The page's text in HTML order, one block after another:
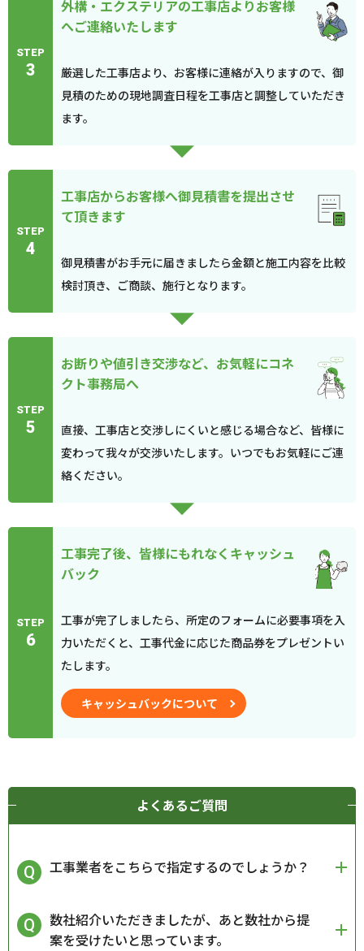
STEP
3
外構・エクステリアの工事店よりお客様
へご連絡いたします
厳選した工事店より、お客様に連絡が入りますので、御
見積のための現地調査日程を工事店と調整していただき
ます。
STEP
4
工事店からお客様へ御見積書を提出させ
て頂きます
御見積書がお手元に届きましたら金額と施工内容を比較
検討頂き、ご商談、施行となります。
STEP
5
お断りや値引き交渉など、お気軽にコネ
クト事務局へ
直接、工事店と交渉しにくいと感じる場合など、皆様に
変わって我々が交渉いたします。いつでもお気軽にご連
絡ください。
STEP
6
工事完了後、皆様にもれなくキャッシュ
バック
工事が完了しましたら、所定のフォームに必要事項を入
力いただくと、工事代金に応じた商品券をプレゼントい
たします。
キャッシュバックについて
よくあるご質問
工事業者をこちらで指定するのでしょうか？
数社紹介いただきましたが、あと数社から提
案を受けたいと思っています。